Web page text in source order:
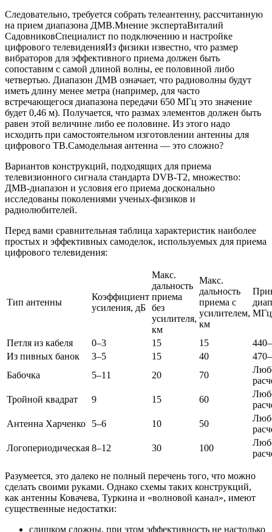
Следовательно, требуется собрать телеантенну, рассчитанную
на прием диапазона ДМВ.Мнение экспертаВиталий
СадовниковСпециалист по подключению и настройке
цифрового телевиденияИз физики известно, что размер
вибраторов для эффективного приема должен быть
сопоставим с самой длиной волны, ее половиной либо
четвертью. Диапазон ДМВ означает, что радиоволны будут
иметь длину менее метра (например, для часто
встречающегося диапазона передачи 650 МГц это значение
будет 0,46 м). Получается, что размах элементов должен быть
равен этой величине либо ее половине. Из этого надо
исходить при самостоятельном изготовлении антенны для
цифрового ТВ.Самодельная антенна — это сложно?
Вариантов конструкций, подходящих для приема
телевизионного сигнала стандарта DVB-T2, множество:
ДМВ-диапазон и условия его приема досконально
исследованы поколениями ученых-физиков и
радиолюбителей.
Перед вами сравнительная таблица характеристик наиболее
простых и эффективных самоделок, используемых для приема
цифрового телевидения:
Тип антенны
Коэффициент
усиления, дБ
Макс.
дальность
приема
без
усилителя,
км
Макс.
дальность
приема с
усилителем,
км
МГц
Петля из кабеля 0–3 15 15
Из пивных банок
3–5 15 40
Бабочка
5–11 20 70
Тройной квадрат
9 15 60
Антенна Харченко
5–6 10 50
Логопериодическая 8–12 30 100
Разумеется, это далеко не полный перечень того, что можно
сделать своими руками. Однако схемы таких конструкций,
как антенны Ковачева, Туркина и «волновой канал», имеют
существенные недостатки:
слишком сложны, при этом эффективность не настолько